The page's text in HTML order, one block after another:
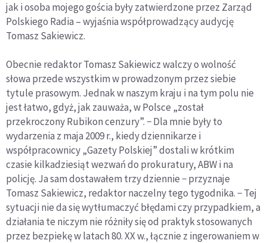
jak i osoba mojego gościa były zatwierdzone przez Zarząd
Polskiego Radia – wyjaśnia współprowadzący audycję
Tomasz Sakiewicz.
Obecnie redaktor Tomasz Sakiewicz walczy o wolność
słowa przede wszystkim w prowadzonym przez siebie
tytule prasowym. Jednak w naszym kraju i na tym polu nie
jest łatwo, gdyż, jak zauważa, w Polsce „został
przekroczony Rubikon cenzury”. − Dla mnie były to
wydarzenia z maja 2009 r., kiedy dziennikarze i
współpracownicy „Gazety Polskiej” dostali w krótkim
czasie kilkadziesiąt wezwań do prokuratury, ABW i na
policję. Ja sam dostawałem trzy dziennie − przyznaje
Tomasz Sakiewicz, redaktor naczelny tego tygodnika. − Tej
sytuacji nie da się wytłumaczyć błędami czy przypadkiem, a
działania te niczym nie różniły się od praktyk stosowanych
przez bezpiekę w latach 80. XX w., łącznie z ingerowaniem w